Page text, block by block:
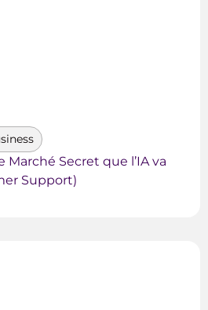
Marché Secret que l’IA va
Support)